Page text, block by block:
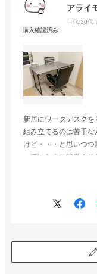
アライ
年代:30代
新居にワークデスク
組み立てるのは苦手
けど・・・と思いつ
っていたより簡単！
立てたら30ふんくら